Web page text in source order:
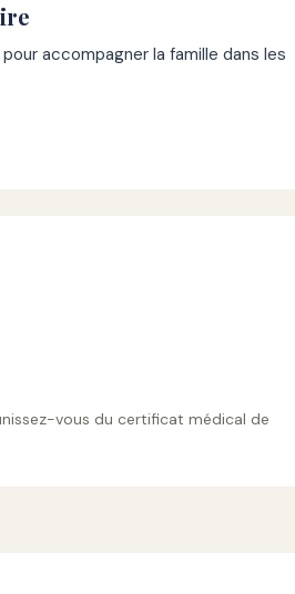
accompagner la famille dans les
vous du certificat médical de